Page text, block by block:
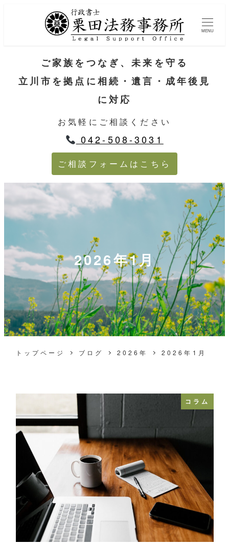
MENU
ご家族をつなぎ、未来を守る
立川市を拠点に相続・遺言・成年後見
に対応
お気軽にご相談ください
042-508-3031
ご相談フォームはこちら
2026年1月
トップページ ブログ 2026年 2026年1月
コラム